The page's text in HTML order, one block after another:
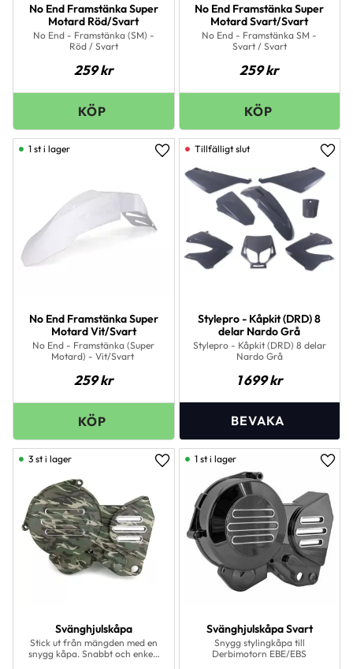
No End Framstänka Super
Motard Röd/Svart
No End - Framstänka (SM) -
Röd / Svart
259kr
No End Framstänka Super
Motard Svart/Svart
No End - Framstänka SM -
Svart / Svart
259kr
No End Framstänka Super
Motard Vit/Svart
No End - Framstänka (Super
Motard) - Vit/Svart
259kr
Lägg till i favoriter
1 st i lager
Stylepro - Kåpkit (DRD) 8
delar Nardo Grå
Stylepro - Kåpkit (DRD) 8 delar
Nardo Grå
1 699kr
Svänghjulskåpa
Stick ut från mängden med en
snygg kåpa. Snabbt och enkelt
Lägg till i favoriter
3 st i lager
Svänghjulskåpa Svart
Snygg stylingkåpa till
Derbimotorn EBE/EBS
1 st i lager